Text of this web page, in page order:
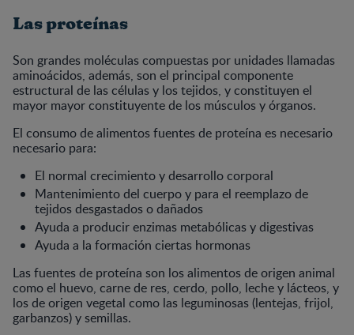
Las proteínas
Son grandes moléculas compuestas por unidades llamadas
aminoácidos, además, son el principal componente
estructural de las células y los tejidos, y constituyen el
mayor mayor constituyente de los músculos y órganos.
El consumo de alimentos fuentes de proteína es necesario
necesario para:
El normal crecimiento y desarrollo corporal
Mantenimiento del cuerpo y para el reemplazo de
tejidos desgastados o dañados
Ayuda a producir enzimas metabólicas y digestivas
Ayuda a la formación ciertas hormonas
Las fuentes de proteína son los alimentos de origen animal
como el huevo, carne de res, cerdo, pollo, leche y lácteos, y
los de origen vegetal como las leguminosas (lentejas, frijol,
garbanzos) y semillas.